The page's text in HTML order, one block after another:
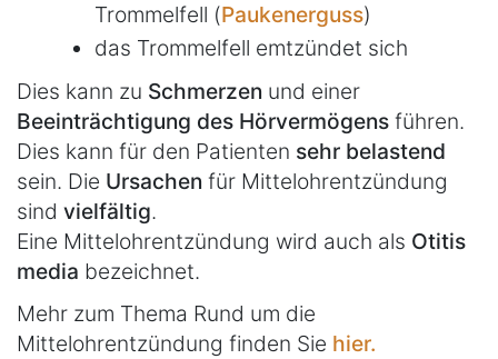
Trommelfell (Paukenerguss)
das Trommelfell emtzündet sich
Dies kann zu Schmerzen und einer
Beeinträchtigung des Hörvermögens führen.
Dies kann für den Patienten sehr belastend
sein. Die Ursachen für Mittelohrentzündung
sind vielfältig.
Eine Mittelohrentzündung wird auch als Otitis
media bezeichnet.
Mehr zum Thema Rund um die
Mittelohrentzündung finden Sie hier.